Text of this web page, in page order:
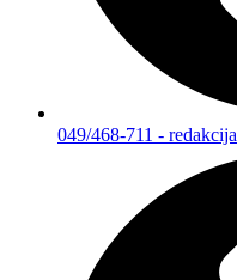
049/468-711 - redakcija